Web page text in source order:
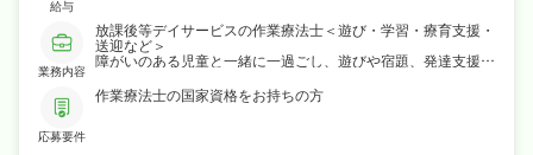
給与
業務内容
放課後等デイサービスの作業療法士＜遊び・学習・療育支援・
送迎など＞
障がいのある児童と一緒に一過ごし、遊びや宿題、発達支援サ
・個別指導計画に基づく療育の実施
応募要件
作業療法士の国家資格をお持ちの方